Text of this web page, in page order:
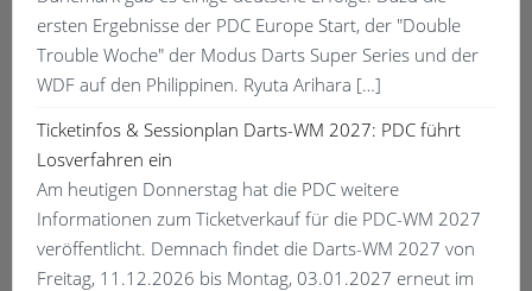
ersten Ergebnisse der PDC Europe Start, der "Double
Trouble Woche" der Modus Darts Super Series und der
WDF auf den Philippinen. Ryuta Arihara […]
Ticketinfos & Sessionplan Darts-WM 2027: PDC führt
Losverfahren ein
Am heutigen Donnerstag hat die PDC weitere
Informationen zum Ticketverkauf für die PDC-WM 2027
veröffentlicht. Demnach findet die Darts-WM 2027 von
Freitag, 11.12.2026 bis Montag, 03.01.2027 erneut im